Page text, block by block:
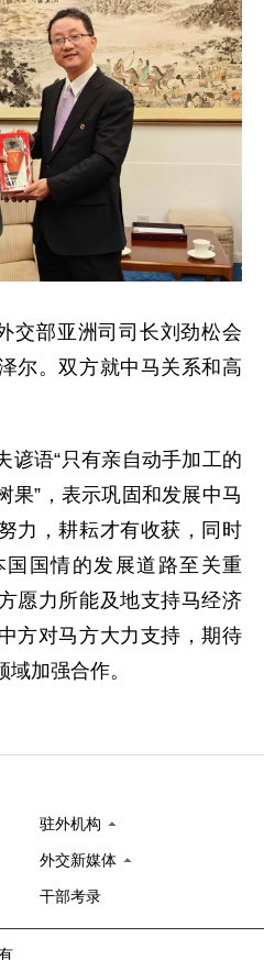
交部亚洲司司长刘劲松会
尔。双方就中马关系和高
谚语“只有亲自动手加工的
果”，表示巩固和发展中马
力，耕耘才有收获，同时
国情的发展道路至关重
愿力所能及地支持马经济
方对马方大力支持，期待
加强合作。
驻外机构
外交新媒体
干部考录